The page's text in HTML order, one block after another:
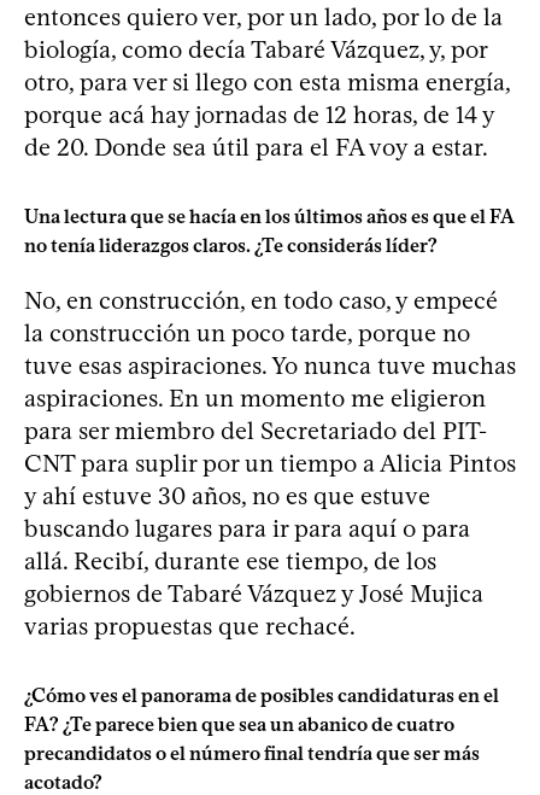
entonces quiero ver, por un lado, por lo de la
biología, como decía Tabaré Vázquez, y, por
otro, para ver si llego con esta misma energía,
porque acá hay jornadas de 12 horas, de 14 y
de 20. Donde sea útil para el FA voy a estar.
Una lectura que se hacía en los últimos años es que el FA
no tenía liderazgos claros. ¿Te considerás líder?
No, en construcción, en todo caso, y empecé
la construcción un poco tarde, porque no
tuve esas aspiraciones. Yo nunca tuve muchas
aspiraciones. En un momento me eligieron
para ser miembro del Secretariado del PIT-
CNT para suplir por un tiempo a Alicia Pintos
y ahí estuve 30 años, no es que estuve
buscando lugares para ir para aquí o para
allá. Recibí, durante ese tiempo, de los
gobiernos de Tabaré Vázquez y José Mujica
varias propuestas que rechacé.
¿Cómo ves el panorama de posibles candidaturas en el
FA? ¿Te parece bien que sea un abanico de cuatro
precandidatos o el número final tendría que ser más
acotado?